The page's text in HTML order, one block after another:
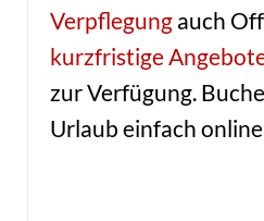
Verpflegungauch
kurzfristige
zur Verfügung.
Urlaub einfach